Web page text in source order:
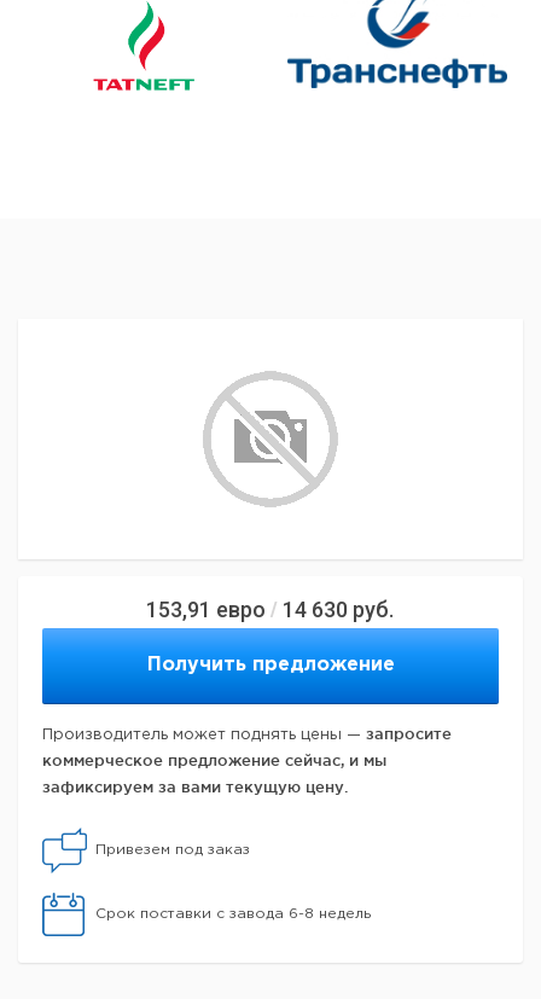
153,91 евро / 14 630 руб.
Получить предложение
Производитель может поднять цены — запросите
коммерческое предложение сейчас, и мы
зафиксируем за вами текущую цену.
Привезем под заказ
Срок поставки с завода 6-8 недель